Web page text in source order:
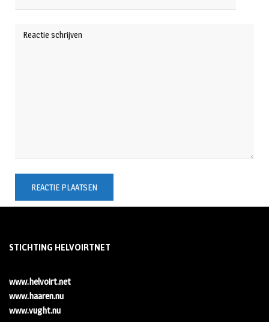
STICHTING HELVOIRTNET
www.helvoirt.net
www.haaren.nu
www.vught.nu